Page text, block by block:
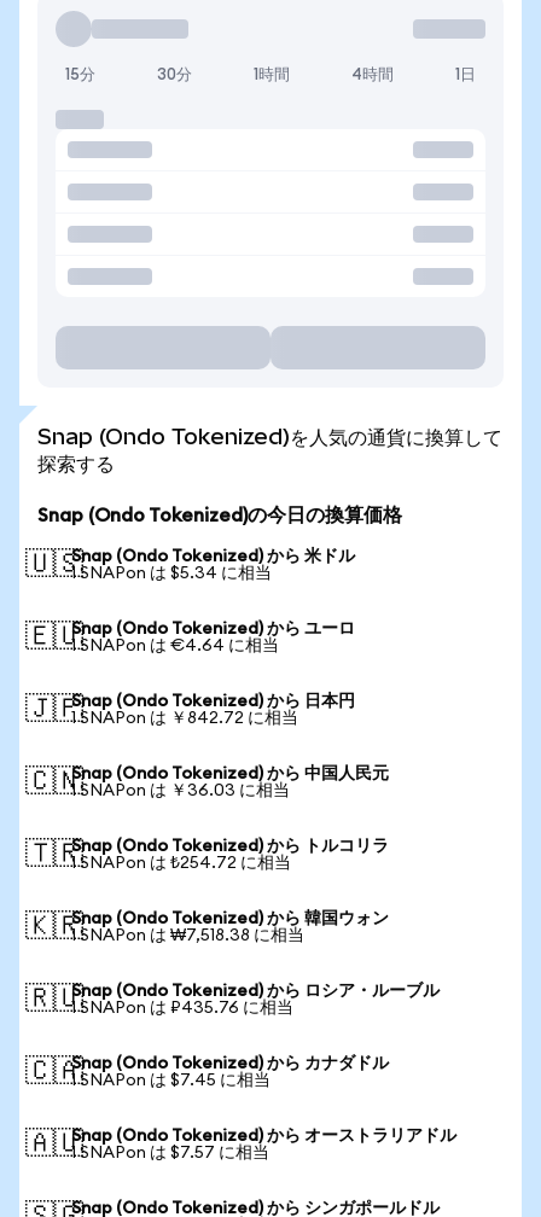
15分 30分 1時間 4時間 1日
Snap (Ondo Tokenized)を人気の通貨に換算して
探索する
Snap (Ondo Tokenized)の今日の換算価格
🇺🇸Snap (Ondo Tokenized) から 米ドル
1 SNAPon は $5.34 に相当
🇪🇺Snap (Ondo Tokenized) から ユーロ
1 SNAPon は €4.64 に相当
🇯🇵Snap (Ondo Tokenized) から 日本円
1 SNAPon は ￥842.72 に相当
🇨🇳Snap (Ondo Tokenized) から 中国人民元
1 SNAPon は ￥36.03 に相当
🇹🇷Snap (Ondo Tokenized) から トルコリラ
1 SNAPon は ₺254.72 に相当
🇰🇷Snap (Ondo Tokenized) から 韓国ウォン
1 SNAPon は ₩7,518.38 に相当
🇷🇺Snap (Ondo Tokenized) から ロシア・ルーブル
1 SNAPon は ₽435.76 に相当
🇨🇦Snap (Ondo Tokenized) から カナダドル
1 SNAPon は $7.45 に相当
🇦🇺Snap (Ondo Tokenized) から オーストラリアドル
1 SNAPon は $7.57 に相当
Snap (Ondo Tokenized) から シンガポールドル